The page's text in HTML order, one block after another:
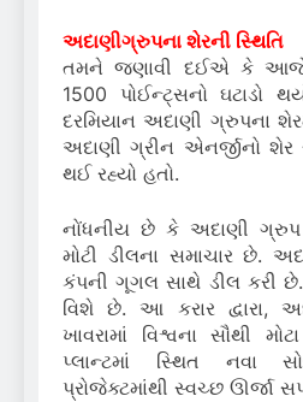
અદાણીગ્રુપના શેરની સ્થિતિ
તમને જણાવી દઈએ કે આજે
1500 પોઈન્ટ્સનો ઘટાડો
દરમિયાન અદાણી ગ્રુપના
અદાણી ગ્રીન એનર્જીનો
થઈ રહ્યો હતો.
નોંધનીય છે કે અદાણી
મોટી ડીલના સમાચાર છે.
કંપની ગૂગલ સાથે ડીલ કરી
વિશે છે. આ કરાર દ્વારા,
ખાવરામાં વિશ્વના સૌથી
પ્લાન્ટમાં સ્થિત નવા
પ્રોજેક્ટમાંથી સ્વચ્છ ઊર્જા